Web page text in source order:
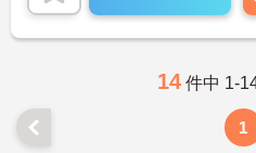
14 件中 1-
1